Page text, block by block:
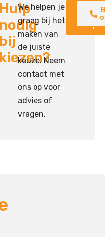
Hulp
nodig
bij
kiezen?
We helpen je
graag bij het
maken van
de juiste
keuze. Neem
contact met
ons op voor
advies of
vragen.
Neem
op